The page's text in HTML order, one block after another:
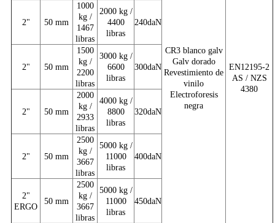
CR3 blanco galv
Galv dorado
Revestimiento de
vinilo
Electroforesis
negra
EN12195-2
AS / NZS
4380
2" 50 mm
1000
kg /
1467
libras
2000 kg /
4400
libras
240daN
2" 50 mm
1500
kg /
2200
libras
3000 kg /
6600
libras
300daN
2" 50 mm
2000
kg /
2933
libras
4000 kg /
8800
libras
320daN
2" 50 mm
2500
kg /
3667
libras
5000 kg /
11000
libras
400daN
2"
ERGO
50 mm
2500
kg /
3667
libras
5000 kg /
11000
libras
450daN